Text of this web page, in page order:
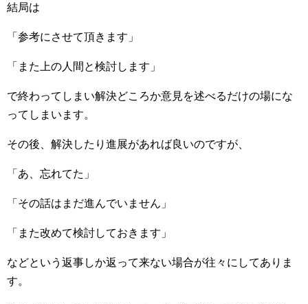
結局は
「参考にさせて頂きます」
「また上の人間と検討します」
で終わってしまい解決どころか意見を述べるだけの場にな
ってしまいます。
その後、解決したり進展があれば良いのですが、
「あ、忘れてた」
「その話はまだ進んでいません」
「また改めて検討しておきます」
などという返事しか返って来ない場合が往々にしてありま
す。